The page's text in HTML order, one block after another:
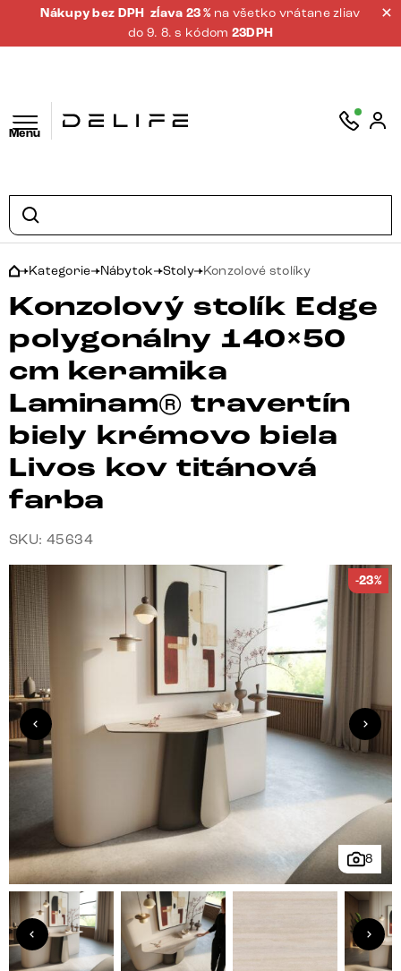
Nákupy bez DPH zĺava 23 % na všetko vrátane zliav
do 9. 8. s kódom 23DPH
Menu
Kategorie Nábytok Stoly Konzolové stolíky
Konzolový stolík Edge
polygonálny 140×50
cm keramika
Laminam® travertín
biely krémovo biela
Livos kov titánová
farba
SKU: 45634
8
-23%